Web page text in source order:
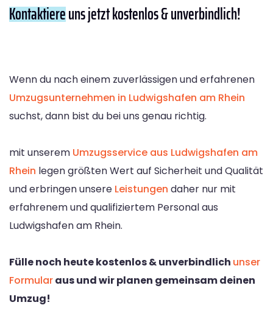
Kontaktiereuns jetzt kostenlos & unverbindlich!
Wenn du nach einem zuverlässigen und erfahrenen
Umzugsunternehmen in Ludwigshafen am Rhein
suchst, dann bist du bei uns genau richtig.
mit unserem Umzugsservice aus Ludwigshafen am
Rhein legen größten Wert auf Sicherheit und Qualität
und erbringen unsere Leistungen daher nur mit
erfahrenem und qualifiziertem Personal aus
Ludwigshafen am Rhein.
Fülle noch heute kostenlos & unverbindlich unser
Formularaus und wir planen gemeinsam deinen
Umzug!